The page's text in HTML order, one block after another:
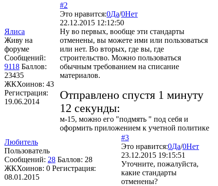
Ялиса
Живу на
форуме
Сообщений:
9118 Баллов:
23435
ЖКХоинов: 43
Регистрация:
19.06.2014
#2
Это нравится:0Да/0Нет
22.12.2015 12:12:50
Ну во первых, вообще эти стандарты
отменены, вы можете ими или пользоваться
или нет. Во вторых, где вы, где
строительство. Можно пользоваться
обычным требованием на списание
материалов.
Отправлено спустя 1 минуту
12 секунды:
м-15, можно его "подмять " под себя и
оформить приложением к учетной политике
Любитель
Пользователь
Сообщений: 28 Баллов: 28
ЖКХоинов: 0 Регистрация:
08.01.2015
#3
Это нравится:0Да/0Нет
23.12.2015 19:15:51
Уточните, пожалуйста,
какие стандарты
отменены?